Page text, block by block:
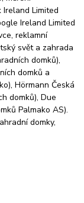
Ireland Limited
Ireland Limited
reklamní
svět a zahrada
domků),
domků a
Hörmann Česká
domků), Due
Palmako AS).
domky,